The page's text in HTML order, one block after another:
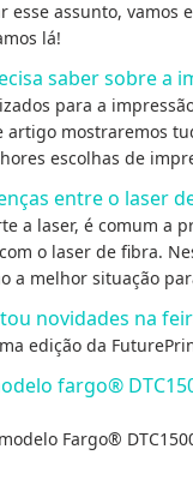
esse assunto,
lá!
saber sobre a
para a
mostraremos
escolhas de
entre o laser
a laser, é comum a
o laser de fibra.
a melhor situação
novidades na
edição da
fargo®
Fargo®